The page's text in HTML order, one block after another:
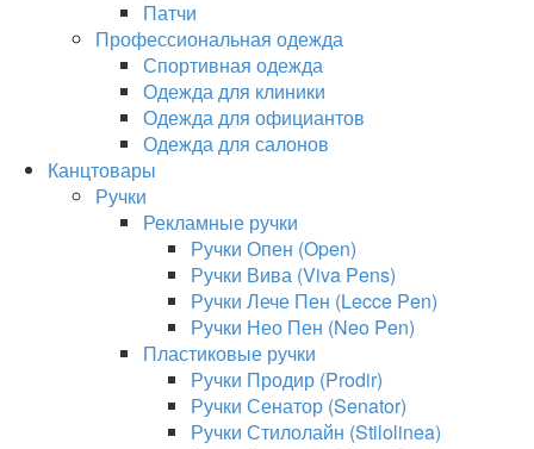
Патчи
Профессиональная одежда
Спортивная одежда
Одежда для клиники
Одежда для официантов
Одежда для салонов
Канцтовары
Ручки
Рекламные ручки
Ручки Опен (Open)
Ручки Вива (Viva Pens)
Ручки Лече Пен (Lecce Pen)
Ручки Нео Пен (Neo Pen)
Пластиковые ручки
Ручки Продир (Prodir)
Ручки Сенатор (Senator)
Ручки Стилолайн (Stilolinea)